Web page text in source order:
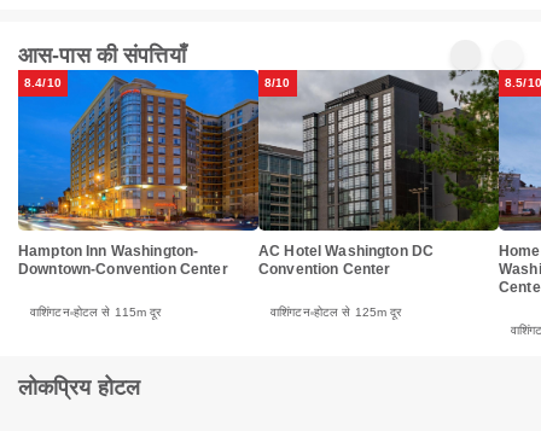
आस-पास की संपत्तियाँ
8.4/10
Hampton Inn Washington-
Downtown-Convention Center
वाशिंगटन होटल से 115m दूर
8/10
AC Hotel Washington DC
Convention Center
वाशिंगटन होटल से 125m दूर
8.5/10
लोकप्रिय होटल